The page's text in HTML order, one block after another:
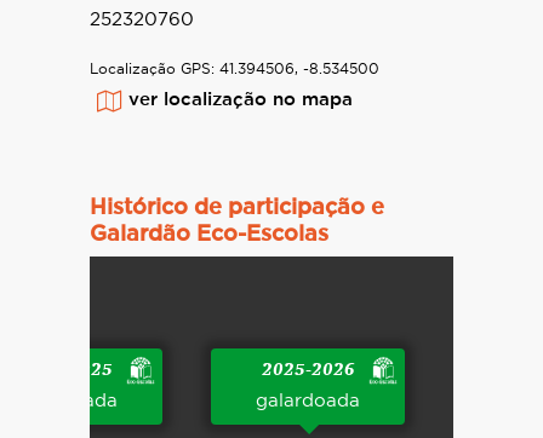
252320760
Localização GPS: 41.394506, -8.534500
ver localização no mapa
Histórico de participação e
Galardão Eco-Escolas
2024-2025
galardoada
2025-2026
galardoada